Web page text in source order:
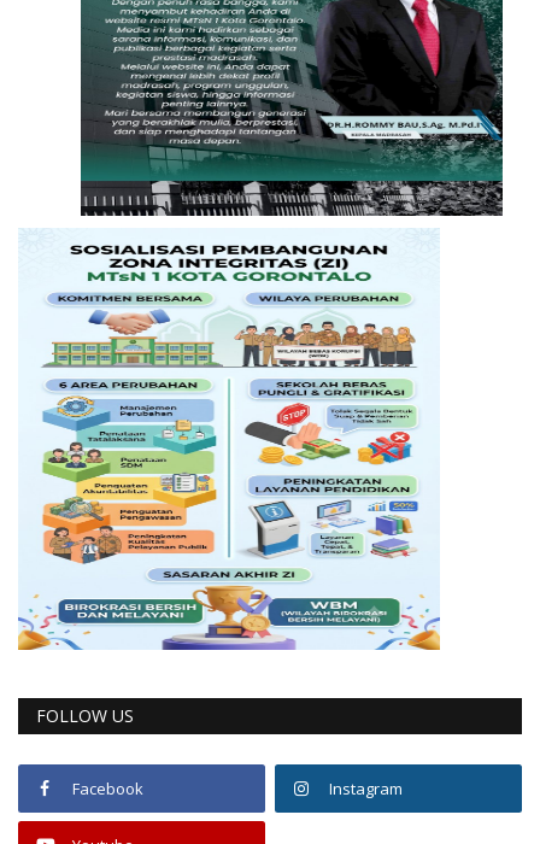
FOLLOW US
Facebook Instagram